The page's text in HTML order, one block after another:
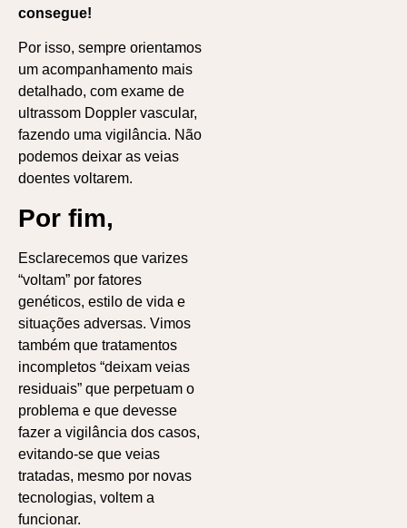
consegue!
Por isso, sempre orientamos
um acompanhamento mais
detalhado, com exame de
ultrassom Doppler vascular,
fazendo uma vigilância. Não
podemos deixar as veias
doentes voltarem.
Por fim,
Esclarecemos que varizes
“voltam” por fatores
genéticos, estilo de vida e
situações adversas. Vimos
também que tratamentos
incompletos “deixam veias
residuais” que perpetuam o
problema e que devesse
fazer a vigilância dos casos,
evitando-se que veias
tratadas, mesmo por novas
tecnologias, voltem a
funcionar.